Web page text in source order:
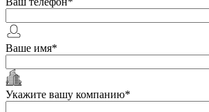
Ваше имя*
Укажите вашу компанию*